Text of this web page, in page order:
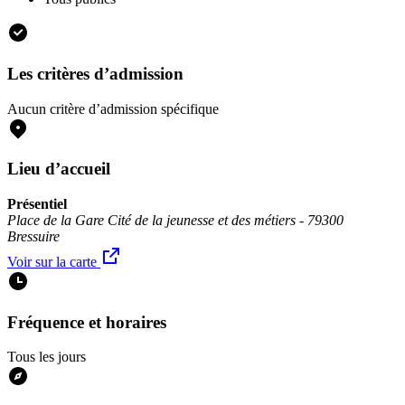
Les critères d’admission
Aucun critère d’admission spécifique
Lieu d’accueil
Présentiel
Place de la Gare Cité de la jeunesse et des métiers - 79300
Bressuire
Voir sur la carte
Fréquence et horaires
Tous les jours